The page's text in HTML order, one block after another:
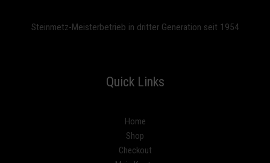
Steinmetz-Meisterbetrieb in dritter Generation seit 1954
Quick Links
Home
Shop
Checkout